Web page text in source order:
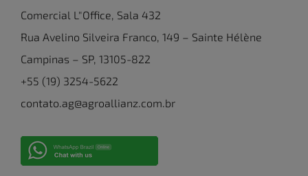
Comercial L"Office, Sala 432
Rua Avelino Silveira Franco, 149 – Sainte Hélène
Campinas – SP, 13105-822
+55 (19) 3254-5622
contato.ag@agroallianz.com.br